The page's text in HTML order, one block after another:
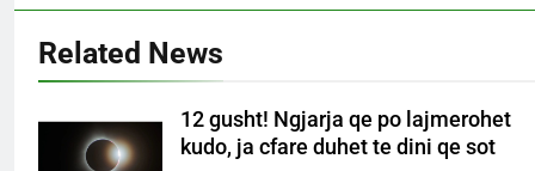
Related News
12 gusht! Ngjarja qe po lajmerohet
kudo, ja cfare duhet te dini qe sot